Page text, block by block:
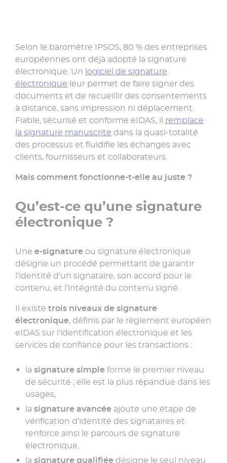
solution
de
signature
électronique
En
savoir
plus
»
Selon le baromètre IPSOS, 80 % des entreprises
européennes ont déjà adopté la signature
électronique. Un logiciel de signature
électronique leur permet de faire signer des
documents et de recueillir des consentements
à distance, sans impression ni déplacement.
Fiable, sécurisé et conforme eIDAS, il remplace
la signature manuscrite dans la quasi-totalité
des processus et fluidifie les échanges avec
clients, fournisseurs et collaborateurs.
Mais comment fonctionne-t-elle au juste ?
Qu’est-ce qu’une signature
électronique ?
Une e-signature ou signature électronique
désigne un procédé permettant de garantir
l’identité d’un signataire, son accord pour le
contenu, et l’intégrité du contenu signé.
Il existe trois niveaux de signature
électronique, définis par le règlement européen
eIDAS sur l'identification électronique et les
services de confiance pour les transactions :
la signature simple forme le premier niveau
de sécurité ; elle est la plus répandue dans les
usages,
la signature avancée ajoute une étape de
vérification d’identité des signataires et
renforce ainsi le parcours de signature
électronique,
la signature qualifiée désigne le seul niveau